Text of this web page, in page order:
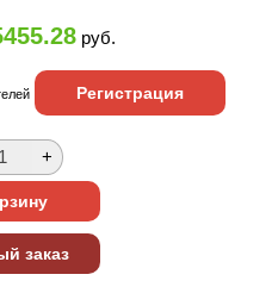
руб.
Регистрация